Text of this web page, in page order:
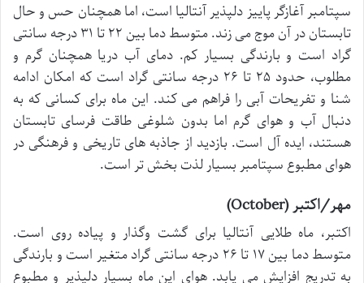
سپتامبر آغازگر پاییز دلپذیر آنتالیا است، اما همچنان حس و حال
تابستان در آن موج می زند. متوسط دما بین ۲۲ تا ۳۱ درجه سانتی
گراد است و بارندگی بسیار کم. دمای آب دریا همچنان گرم و
مطلوب، حدود ۲۵ تا ۲۶ درجه سانتی گراد است که امکان ادامه
شنا و تفریحات آبی را فراهم می کند. این ماه برای کسانی که به
دنبال آب و هوای گرم اما بدون شلوغی طاقت فرسای تابستان
هستند، ایده آل است. بازدید از جاذبه های تاریخی و فرهنگی در
هوای مطبوع سپتامبر بسیار لذت بخش تر است.
مهر/اکتبر (October)
اکتبر، ماه طلایی آنتالیا برای گشت وگذار و پیاده روی است.
متوسط دما بین ۱۷ تا ۲۶ درجه سانتی گراد متغیر است و بارندگی
به تدریج افزایش می یابد. هوای این ماه بسیار دلپذیر و مطبوع